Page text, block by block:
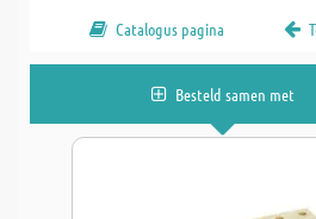
Catalogus pagina
Besteld samen met